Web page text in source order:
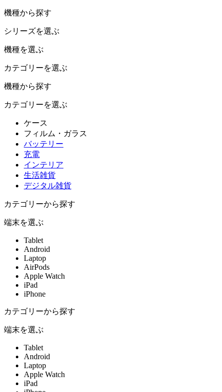
機種から探す
シリーズを選ぶ
機種を選ぶ
カテゴリーを選ぶ
機種から探す
カテゴリーを選ぶ
ケース
フィルム・ガラス
バッテリー
充電
インテリア
生活雑貨
デジタル雑貨
カテゴリーから探す
端末を選ぶ
Tablet
Android
Laptop
AirPods
Apple Watch
iPad
iPhone
カテゴリーから探す
端末を選ぶ
Tablet
Android
Laptop
Apple Watch
iPad